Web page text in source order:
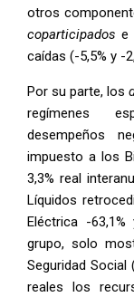
otros
coparticipados e
caídas (-5,5% y -
Por su parte, los
regímenes
desempeños
impuesto a los
3,3% real
Líquidos
Eléctrica -
grupo, solo
Seguridad Social
reales los